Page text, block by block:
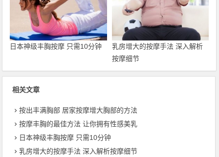
日本神级丰胸按摩 只需10分钟
乳房增大的按摩手法 深入解析
按摩细节
相关文章
按出丰满胸部 居家按摩增大胸部的方法
按摩丰胸的最佳方法 让你拥有性感美乳
日本神级丰胸按摩 只需10分钟
乳房增大的按摩手法 深入解析按摩细节